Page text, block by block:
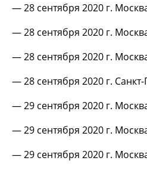
— 28 сентября 2020 г.
— 28 сентября 2020 г.
— 28 сентября 2020 г.
— 28 сентября 2020 г.
— 29 сентября 2020 г.
— 29 сентября 2020 г.
— 29 сентября 2020 г.